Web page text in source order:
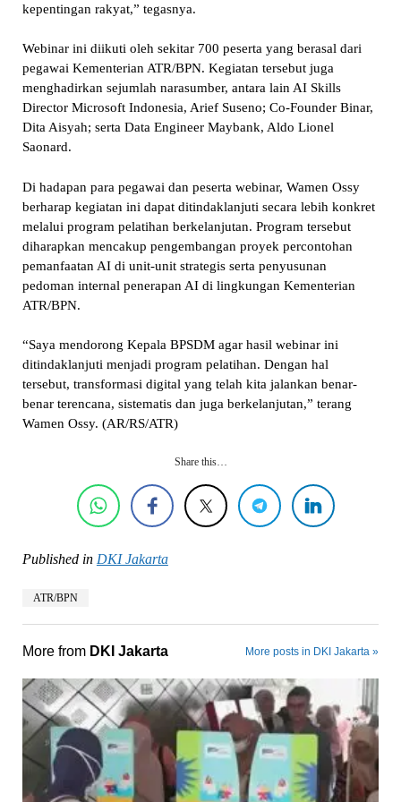
kepentingan rakyat,” tegasnya.
Webinar ini diikuti oleh sekitar 700 peserta yang berasal dari
pegawai Kementerian ATR/BPN. Kegiatan tersebut juga
menghadirkan sejumlah narasumber, antara lain AI Skills
Director Microsoft Indonesia, Arief Suseno; Co-Founder Binar,
Dita Aisyah; serta Data Engineer Maybank, Aldo Lionel
Saonard.
Di hadapan para pegawai dan peserta webinar, Wamen Ossy
berharap kegiatan ini dapat ditindaklanjuti secara lebih konkret
melalui program pelatihan berkelanjutan. Program tersebut
diharapkan mencakup pengembangan proyek percontohan
pemanfaatan AI di unit-unit strategis serta penyusunan
pedoman internal penerapan AI di lingkungan Kementerian
ATR/BPN.
“Saya mendorong Kepala BPSDM agar hasil webinar ini
ditindaklanjuti menjadi program pelatihan. Dengan hal
tersebut, transformasi digital yang telah kita jalankan benar-
benar terencana, sistematis dan juga berkelanjutan,” terang
Wamen Ossy. (AR/RS/ATR)
Share this…
Published in DKI Jakarta
ATR/BPN
More from DKI Jakarta More posts in DKI Jakarta »